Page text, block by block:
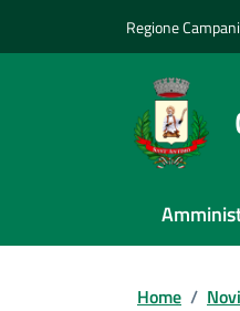
Regione
Home /